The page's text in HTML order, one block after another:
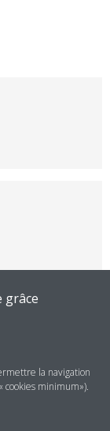
grâce
la navigation
cookies minimum»).